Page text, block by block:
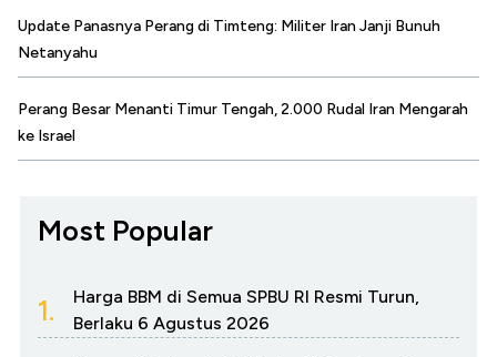
Update Panasnya Perang di Timteng: Militer Iran Janji Bunuh
Netanyahu
Perang Besar Menanti Timur Tengah, 2.000 Rudal Iran Mengarah
ke Israel
Most Popular
1.
Harga BBM di Semua SPBU RI Resmi Turun,
Berlaku 6 Agustus 2026